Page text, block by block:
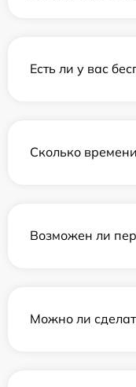
Есть ли у вас
Сколько
Возможен ли
Можно ли